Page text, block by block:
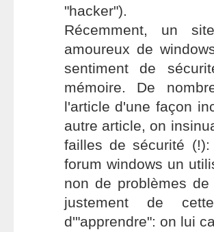
"hacker").
Récemment, un
amoureux de
sentiment de
mémoire. De
l'article d'une façon
autre article, on
failles de sécurité
forum windows un
non de problèmes
justement de
d'"apprendre": on lui